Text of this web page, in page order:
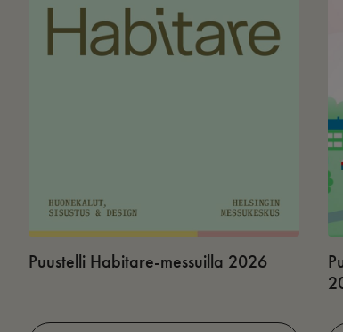
Puustelli Habitare-messuilla 2026